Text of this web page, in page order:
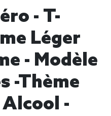
- T-
Léger
- Modèle
-thème
-